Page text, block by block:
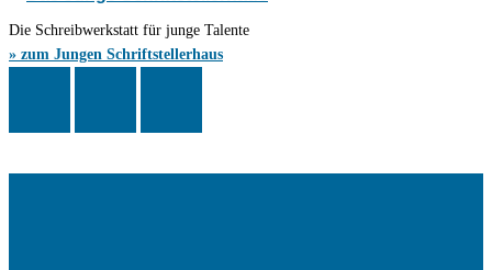
Die Schreibwerkstatt für junge Talente
» zum Jungen Schriftstellerhaus